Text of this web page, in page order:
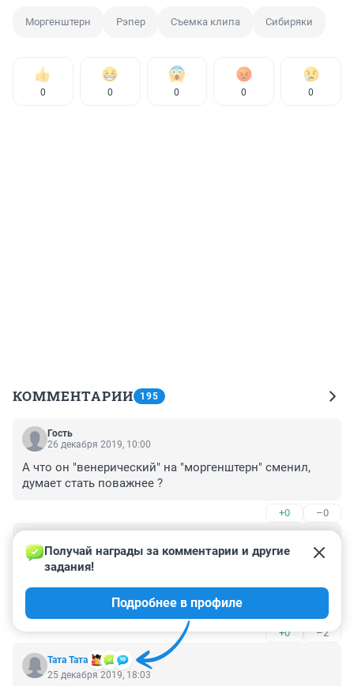
Моргенштерн Рэпер Съемка клипа Сибиряки
0 0 0 0 0
КОММЕНТАРИИ 195
Гость
26 декабря 2019, 10:00
А что он "венерический" на "моргенштерн" сменил,
думает стать поважнее ?
+0 –0
26 декабря 2019, 02:40
Это моя внучка! Вернее внучка моей тёти! Горжусь! Из
серого Новосибирска смогла уехать в Москву. Не
предала Матушку-Россию! Радуй нас! Танцуй! Пляши!
Пой! Богатей! Татуировки тебя красят! Мы тебя все
любим!
(Привет тебе от Эллочки) .
+0 –2
Тата Тата
Получай награды за комментарии и другие
задания!
Подробнее в профиле
25 декабря 2019, 18:03